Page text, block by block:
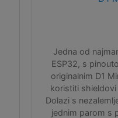
Jedna od
ESP32, s
originalnim D1
koristiti shieldovi
Dolazi s
jednim parom s